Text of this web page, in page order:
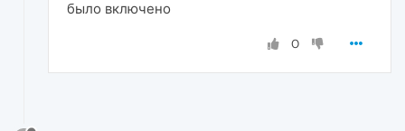
было включено
0